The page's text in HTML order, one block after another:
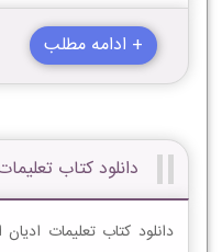
+ ادامه مطلب
دانلود کتاب
دانلود کتاب تعلیمات